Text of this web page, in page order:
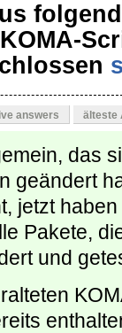
answers älteste
das
geändert
jetzt
Pakete,
und